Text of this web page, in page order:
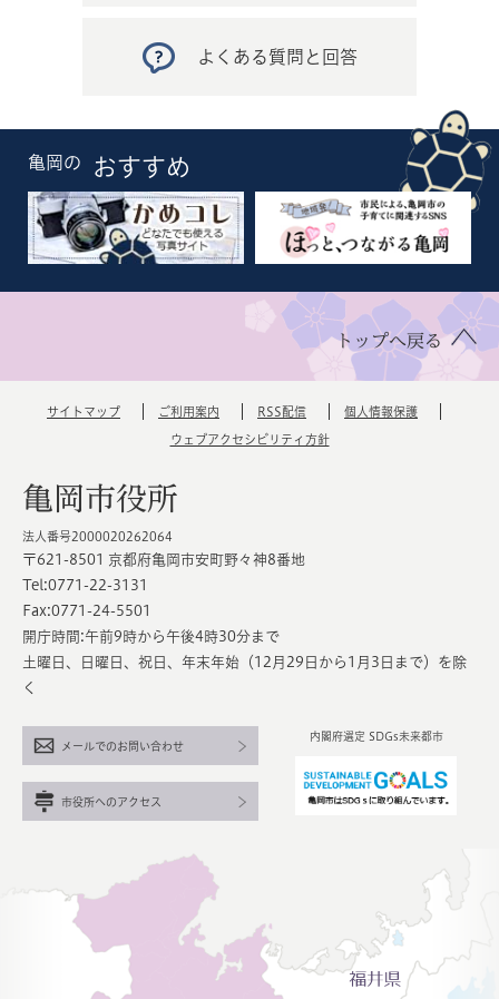
よくある質問と回答
亀岡の おすすめ
トップへ戻る
サイトマップ ご利用案内 RSS配信 個人情報保護
ウェブアクセシビリティ方針
亀岡市役所
法人番号2000020262064
〒621-8501 京都府亀岡市安町野々神8番地
Tel:0771-22-3131
Fax:0771-24-5501
開庁時間:午前9時から午後4時30分まで
土曜日、日曜日、祝日、年末年始（12月29日から1月3日まで）を除
く
内閣府選定 SDGs未来都市
メールでのお問い合わせ
市役所へのアクセス